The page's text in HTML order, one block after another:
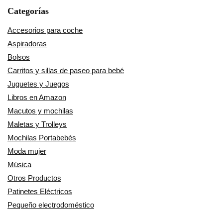
Categorías
Accesorios para coche
Aspiradoras
Bolsos
Carritos y sillas de paseo para bebé
Juguetes y Juegos
Libros en Amazon
Macutos y mochilas
Maletas y Trolleys
Mochilas Portabebés
Moda mujer
Música
Otros Productos
Patinetes Eléctricos
Pequeño electrodoméstico